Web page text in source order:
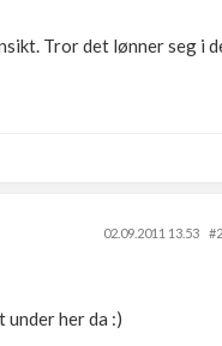
Tror det lønner seg i
02.09.2011 13.53
#2
her da :)